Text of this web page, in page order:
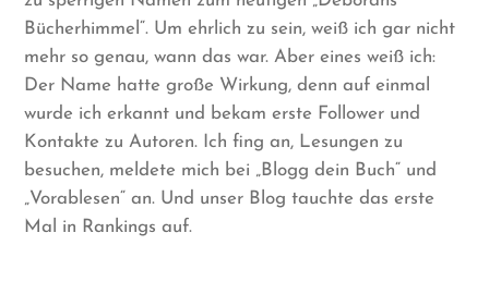
Bücherhimmel“. Um ehrlich zu sein, weiß ich gar nicht
mehr so genau, wann das war. Aber eines weiß ich:
Der Name hatte große Wirkung, denn auf einmal
wurde ich erkannt und bekam erste Follower und
Kontakte zu Autoren. Ich fing an, Lesungen zu
besuchen, meldete mich bei „Blogg dein Buch“ und
„Vorablesen“ an. Und unser Blog tauchte das erste
Mal in Rankings auf.